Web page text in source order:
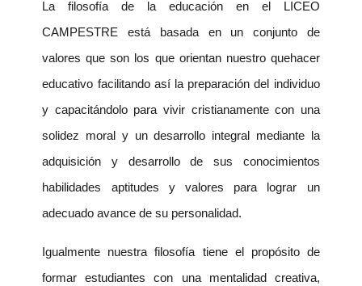
La filosofía de la educación en el LICEO
CAMPESTRE está basada en un conjunto de
valores que son los que orientan nuestro quehacer
educativo facilitando así la preparación del individuo
y capacitándolo para vivir cristianamente con una
solidez moral y un desarrollo integral mediante la
adquisición y desarrollo de sus conocimientos
habilidades aptitudes y valores para lograr un
adecuado avance de su personalidad.
Igualmente nuestra filosofía tiene el propósito de
formar estudiantes con una mentalidad creativa,